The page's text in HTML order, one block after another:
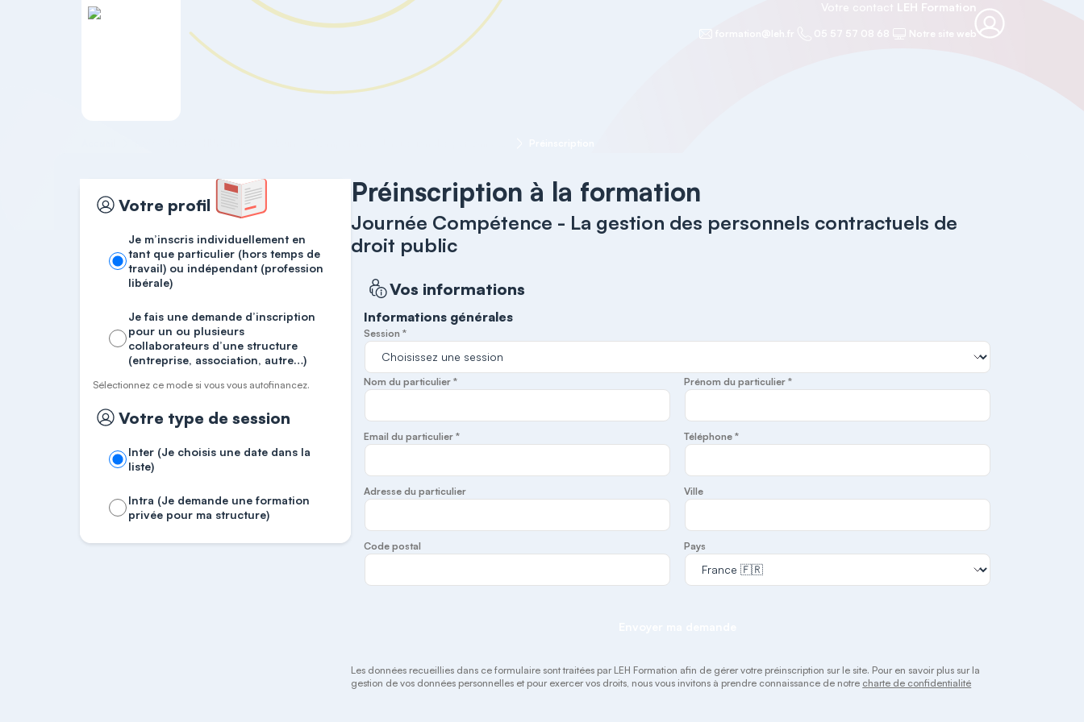
Votre contact LEH Formation
05 57 57 08 68 Notre site web
Votre profil
Je m’inscris individuellement en
tant que particulier (hors temps de
travail) ou indépendant (profession
libérale)
Je fais une demande d’inscription
pour un ou plusieurs
collaborateurs d’une structure
(entreprise, association, autre…)
Sélectionnez ce mode si vous vous autofinancez.
Votre type de session
Inter (Je choisis une date dans la
liste)
Intra (Je demande une formation
privée pour ma structure)
Préinscription à la formation
Journée Compétence - La gestion des personnels contractuels de
droit public
Vos informations
Informations générales
Session *
Nom du particulier * Prénom du particulier *
Email du particulier * Téléphone *
Adresse du particulier Ville
Code postal Pays
Les données recueillies dans ce formulaire sont traitées par LEH Formation afin de gérer votre préinscription sur le site. Pour en savoir plus sur la
gestion de vos données personnelles et pour exercer vos droits, nous vous invitons à prendre connaissance de notre charte de confidentialité